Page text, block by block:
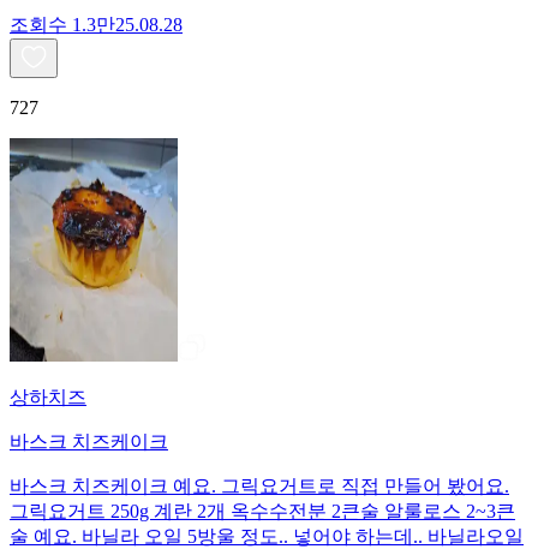
조회수 1.3만25.08.28
727
상하치즈
바스크 치즈케이크
바스크 치즈케이크 예요. 그릭요거트로 직접 만들어 봤어요.
그릭요거트 250g 계란 2개 옥수수전분 2큰술 알룰로스 2~3큰
술 예요. 바닐라 오일 5방울 정도.. 넣어야 하는데.. 바닐라오일